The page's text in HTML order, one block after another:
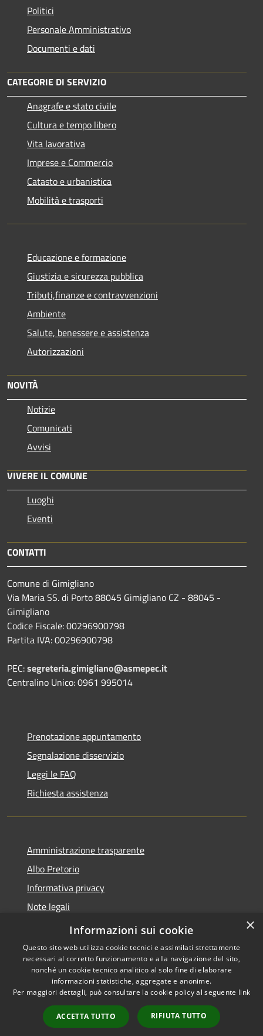
Politici
Personale Amministrativo
Documenti e dati
CATEGORIE DI SERVIZIO
Anagrafe e stato civile
Cultura e tempo libero
Vita lavorativa
Imprese e Commercio
Catasto e urbanistica
Mobilità e trasporti
Educazione e formazione
Giustizia e sicurezza pubblica
Tributi,finanze e contravvenzioni
Ambiente
Salute, benessere e assistenza
Autorizzazioni
NOVITÀ
Notizie
Comunicati
Avvisi
VIVERE IL COMUNE
Luoghi
Eventi
CONTATTI
Comune di Gimigliano
Via Maria SS. di Porto 88045 Gimigliano CZ - 88045 -
Gimigliano
Codice Fiscale: 00296900798
Partita IVA: 00296900798
PEC:segreteria.gimigliano@asmepec.it
Centralino Unico: 0961 995014
Prenotazione appuntamento
Segnalazione disservizio
Leggi le FAQ
Richiesta assistenza
Amministrazione trasparente
Albo Pretorio
Informativa privacy
Note legali
Dichiarazione di accessibilità
Accessibilità
Copyright © 2026 • Comune di
Gimigliano • Powered by
Municipium•
Accesso
redazione
×
Informazioni sui cookie
Questo sito web utilizza cookie tecnici e assimilati strettamente
necessari al corretto funzionamento e alla navigazione del sito,
nonché un cookie tecnico analitico al solo fine di elaborare
informazioni statistiche, aggregate e anonime.
Per maggiori dettagli, può consultare la cookie policy al seguente link
ACCETTA TUTTO RIFIUTA TUTTO